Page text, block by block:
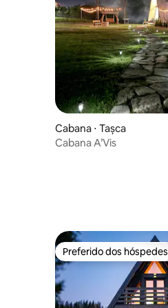
Cabana ⋅ Tașca
Cabana A’Vis
Preferido dos hóspedes
Preferido dos hóspedes